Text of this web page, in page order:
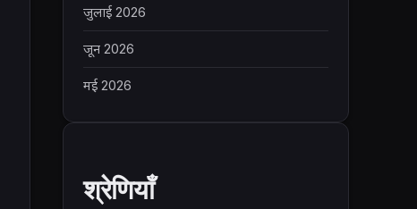
जुलाई 2026
जून 2026
मई 2026
श्रेणियाँ